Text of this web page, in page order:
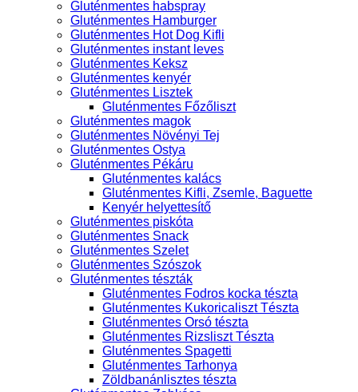
Gluténmentes habspray
Gluténmentes Hamburger
Gluténmentes Hot Dog Kifli
Gluténmentes instant leves
Gluténmentes Keksz
Gluténmentes kenyér
Gluténmentes Lisztek
Gluténmentes Főzőliszt
Gluténmentes magok
Gluténmentes Növényi Tej
Gluténmentes Ostya
Gluténmentes Pékáru
Gluténmentes kalács
Gluténmentes Kifli, Zsemle, Baguette
Kenyér helyettesítő
Gluténmentes piskóta
Gluténmentes Snack
Gluténmentes Szelet
Gluténmentes Szószok
Gluténmentes tészták
Gluténmentes Fodros kocka tészta
Gluténmentes Kukoricaliszt Tészta
Gluténmentes Orsó tészta
Gluténmentes Rizsliszt Tészta
Gluténmentes Spagetti
Gluténmentes Tarhonya
Zöldbanánlisztes tészta